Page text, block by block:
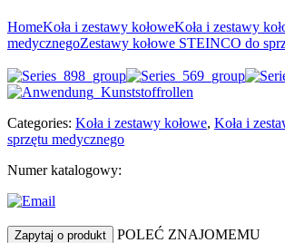
HomeKoła i zestawy kołoweKoła i zestawy
medycznegoZestawy kołowe STEINCO do
Categories: Koła i zestawy kołowe, Koła i
sprzętu medycznego
Numer katalogowy:
Zapytaj o produkt POLEĆ ZNAJOMEMU